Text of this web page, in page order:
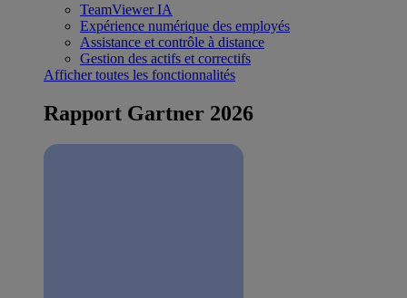
TeamViewer IA
Expérience numérique des employés
Assistance et contrôle à distance
Gestion des actifs et correctifs
Afficher toutes les fonctionnalités
Rapport Gartner 2026